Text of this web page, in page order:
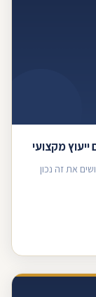
מקצועי
את זה נכון